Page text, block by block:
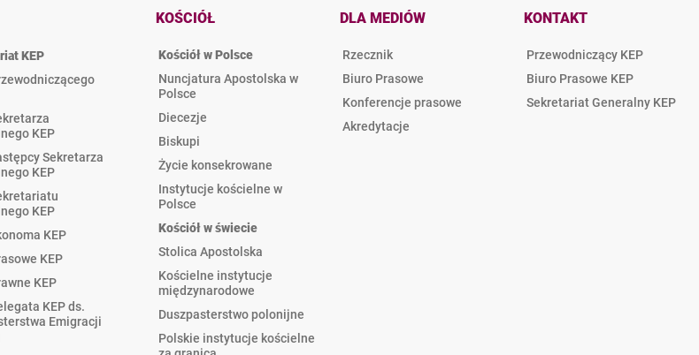
KEP
KEP
Sekretarza
KEP
KEP
KEP
KEP
KEP
KEP ds.
Emigracji
KOŚCIÓŁ
Kościół w Polsce
Nuncjatura Apostolska w
Polsce
Diecezje
Biskupi
Życie konsekrowane
Instytucje kościelne w
Polsce
Kościół w świecie
Stolica Apostolska
Kościelne instytucje
międzynarodowe
Duszpasterstwo polonijne
Polskie instytucje kościelne
DLA MEDIÓW
Rzecznik
Biuro Prasowe
Konferencje prasowe
Akredytacje
KONTAKT
Przewodniczący KEP
Biuro Prasowe KEP
Sekretariat Generalny KEP